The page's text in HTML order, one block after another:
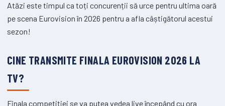
Atăzi este timpul ca toți concurenții să urce pentru ultima oară
pe scena Eurovision în 2026 pentru a afla câștigătorul acestui
sezon!
CINE TRANSMITE FINALA EUROVISION 2026 LA
TV?
Finala competiției se va putea vedea live începând cu ora